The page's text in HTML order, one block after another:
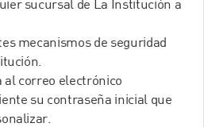
sucursal de La Institución a
mecanismos de seguridad
correo electrónico
su contraseña inicial que